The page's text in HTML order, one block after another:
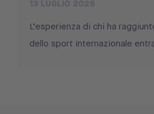
L’esperienza di chi ha
dello sport internazionale